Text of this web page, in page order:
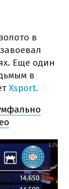
в
Еще один
в
Xsport.